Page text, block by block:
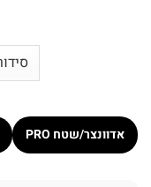
אדוונצר/שטח PRO